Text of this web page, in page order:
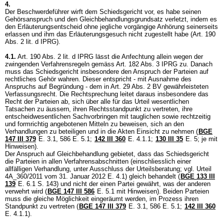
4.
Der Beschwerdeführer wirft dem Schiedsgericht vor, es habe seinen
Gehörsanspruch und den Gleichbehandlungsgrundsatz verletzt, indem es
den Erläuterungsentscheid ohne jegliche vorgängige Anhörung seinerseits
erlassen und ihm das Erläuterungsgesuch nicht zugestellt habe (Art. 190
Abs. 2 lit. d IPRG).
4.1. Art. 190 Abs. 2 lit. d IPRG lässt die Anfechtung allein wegen der
zwingenden Verfahrensregeln gemäss Art. 182 Abs. 3 IPRG zu. Danach
muss das Schiedsgericht insbesondere den Anspruch der Parteien auf
rechtliches Gehör wahren. Dieser entspricht - mit Ausnahme des
Anspruchs auf Begründung - dem in Art. 29 Abs. 2 BV gewährleisteten
Verfassungsrecht. Die Rechtsprechung leitet daraus insbesondere das
Recht der Parteien ab, sich über alle für das Urteil wesentlichen
Tatsachen zu äussern, ihren Rechtsstandpunkt zu vertreten, ihre
entscheidwesentlichen Sachvorbringen mit tauglichen sowie rechtzeitig
und formrichtig angebotenen Mitteln zu beweisen, sich an den
Verhandlungen zu beteiligen und in die Akten Einsicht zu nehmen ( BGE
147 III 379 E. 3.1, 586 E. 5.1; 142 III 360 E. 4.1.1; 130 III 35 E. 5; je mit
Hinweisen).
Der Anspruch auf Gleichbehandlung gebietet, dass das Schiedsgericht
die Parteien in allen Verfahrensabschnitten (einschliesslich einer
allfälligen Verhandlung, unter Ausschluss der Urteilsberatung; vgl. Urteil
4A_360/2011 vom 31. Januar 2012 E. 4.1) gleich behandelt ( BGE 133 III
139 E. 6.1 S. 143) und nicht der einen Partei gewährt, was der anderen
verwehrt wird ( BGE 147 III 586 E. 5.1 mit Hinweisen). Beiden Parteien
muss die gleiche Möglichkeit eingeräumt werden, im Prozess ihren
Standpunkt zu vertreten ( BGE 147 III 379 E. 3.1, 586 E. 5.1; 142 III 360
E. 4.1.1).